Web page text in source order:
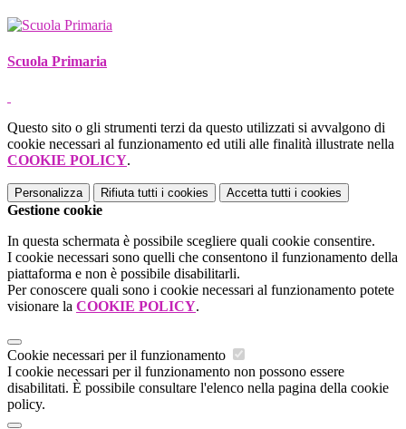
Scuola Primaria
Questo sito o gli strumenti terzi da questo utilizzati si avvalgono di
cookie necessari al funzionamento ed utili alle finalità illustrate nella
COOKIE POLICY.
Personalizza Rifiuta tutti i cookies Accetta tutti i cookies
Gestione cookie
In questa schermata è possibile scegliere quali cookie consentire.
I cookie necessari sono quelli che consentono il funzionamento della
piattaforma e non è possibile disabilitarli.
Per conoscere quali sono i cookie necessari al funzionamento potete
visionare la COOKIE POLICY.
Cookie necessari per il funzionamento
I cookie necessari per il funzionamento non possono essere
disabilitati. È possibile consultare l'elenco nella pagina della cookie
policy.